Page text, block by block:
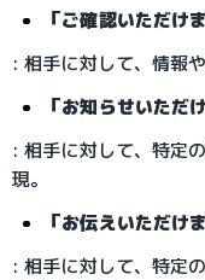
「ご確認いただけ
: 相手に対して、情報
「お知らせいただ
: 相手に対して、特定
現。
「お伝えいただけ
: 相手に対して、特定